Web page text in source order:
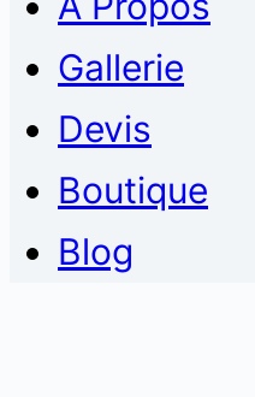
Gallerie
Devis
Boutique
Blog